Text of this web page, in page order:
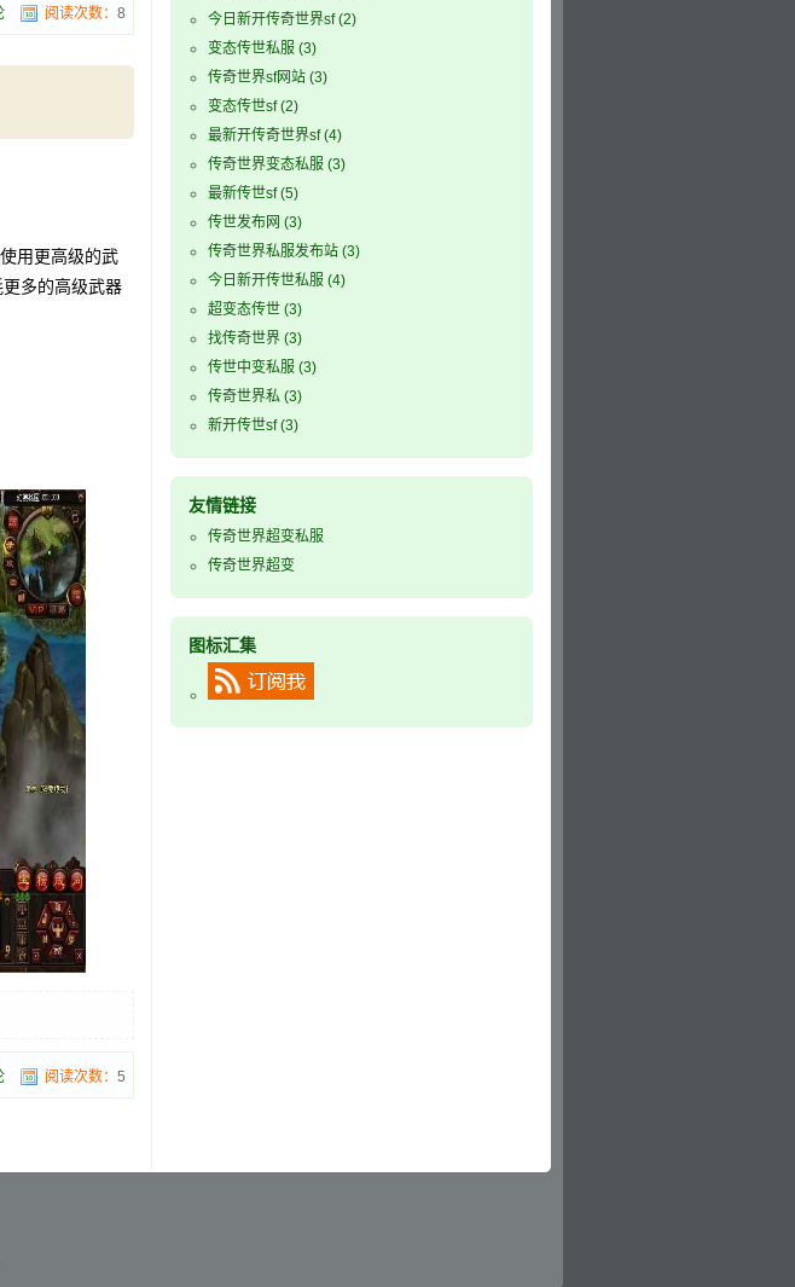
阅读次数： 8
用更高级的武
多的高级武器
阅读次数： 5
今日新开传奇世界sf(2)
变态传世私服 (3)
传奇世界sf网站 (3)
变态传世sf(2)
最新开传奇世界sf(4)
传奇世界变态私服 (3)
最新传世sf(5)
传世发布网 (3)
传奇世界私服发布站 (3)
今日新开传世私服 (4)
超变态传世 (3)
找传奇世界 (3)
传世中变私服 (3)
传奇世界私 (3)
新开传世sf(3)
友情链接
传奇世界超变私服
传奇世界超变
图标汇集